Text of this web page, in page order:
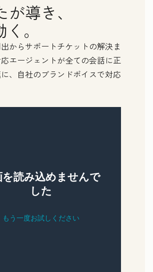
が導き、
。
からサポートチケットの解決ま
エージェントが全ての会話に正
、自社のブランドボイスで対応